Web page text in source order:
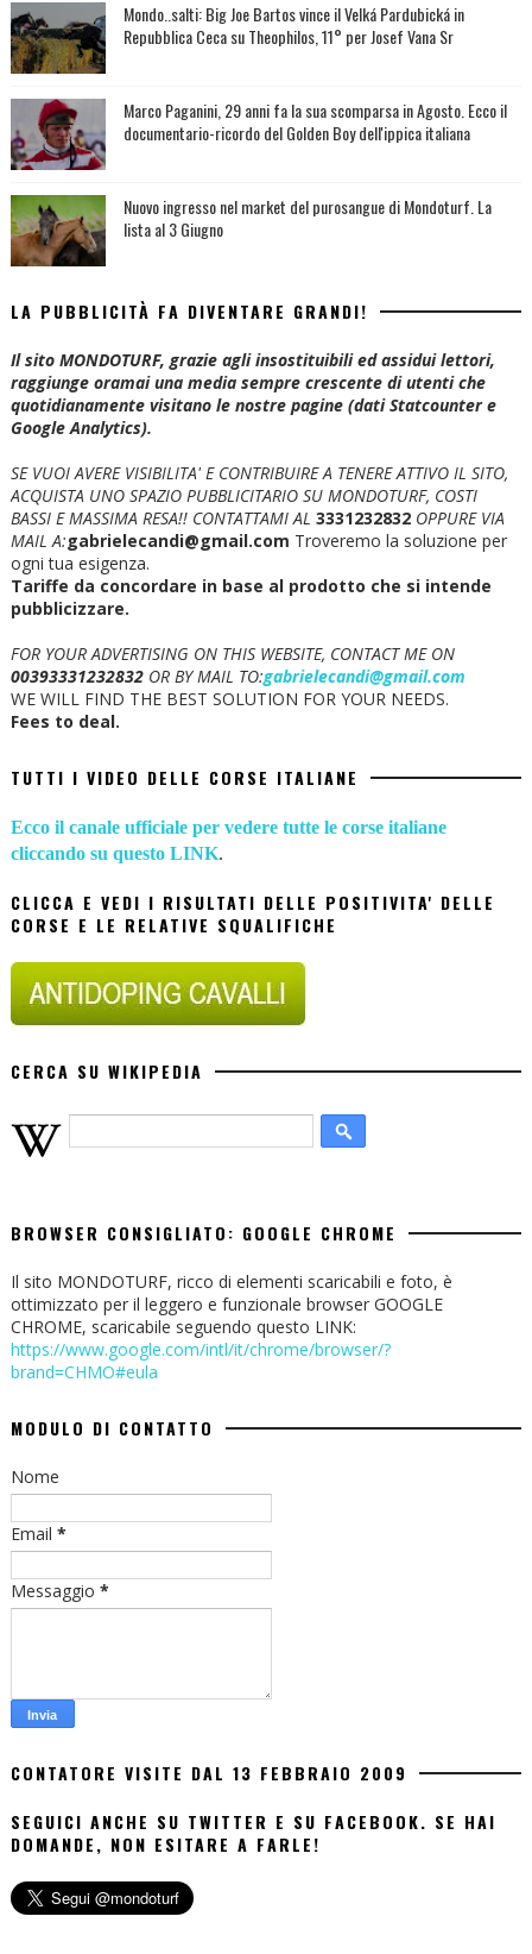
Mondo..salti: Big Joe Bartos vince il Velká Pardubická in
Repubblica Ceca su Theophilos, 11° per Josef Vana Sr
Marco Paganini, 29 anni fa la sua scomparsa in Agosto. Ecco il
documentario-ricordo del Golden Boy dell'ippica italiana
Nuovo ingresso nel market del purosangue di Mondoturf. La
lista al 3 Giugno
LA PUBBLICITÀ FA DIVENTARE GRANDI!
Il sito MONDOTURF, grazie agli insostituibili ed assidui lettori,
raggiunge oramai una media sempre crescente di utenti che
quotidianamente visitano le nostre pagine (dati Statcounter e
Google Analytics).
SE VUOI AVERE VISIBILITA' E CONTRIBUIRE A TENERE ATTIVO IL SITO,
ACQUISTA UNO SPAZIO PUBBLICITARIO SU MONDOTURF, COSTI
BASSI E MASSIMA RESA!! CONTATTAMI AL 3331232832 OPPURE VIA
MAIL A:gabrielecandi@gmail.com Troveremo la soluzione per
ogni tua esigenza.
Tariffe da concordare in base al prodotto che si intende
pubblicizzare.
FOR YOUR ADVERTISING ON THIS WEBSITE, CONTACT ME ON
00393331232832OR BY MAIL TO:gabrielecandi@gmail.com
WE WILL FIND THE BEST SOLUTION FOR YOUR NEEDS.
Fees to deal.
TUTTI I VIDEO DELLE CORSE ITALIANE
Ecco il canale ufficiale per vedere tutte le corse italiane
cliccando su questo LINK.
CLICCA E VEDI I RISULTATI DELLE POSITIVITA' DELLE
CORSE E LE RELATIVE SQUALIFICHE
CERCA SU WIKIPEDIA
BROWSER CONSIGLIATO: GOOGLE CHROME
Il sito MONDOTURF, ricco di elementi scaricabili e foto, è
ottimizzato per il leggero e funzionale browser GOOGLE
CHROME, scaricabile seguendo questo LINK:
https://www.google.com/intl/it/chrome/browser/?
brand=CHMO#eula
MODULO DI CONTATTO
Nome
Email *
Messaggio *
CONTATORE VISITE DAL 13 FEBBRAIO 2009
SEGUICI ANCHE SU TWITTER E SU FACEBOOK. SE HAI
DOMANDE, NON ESITARE A FARLE!